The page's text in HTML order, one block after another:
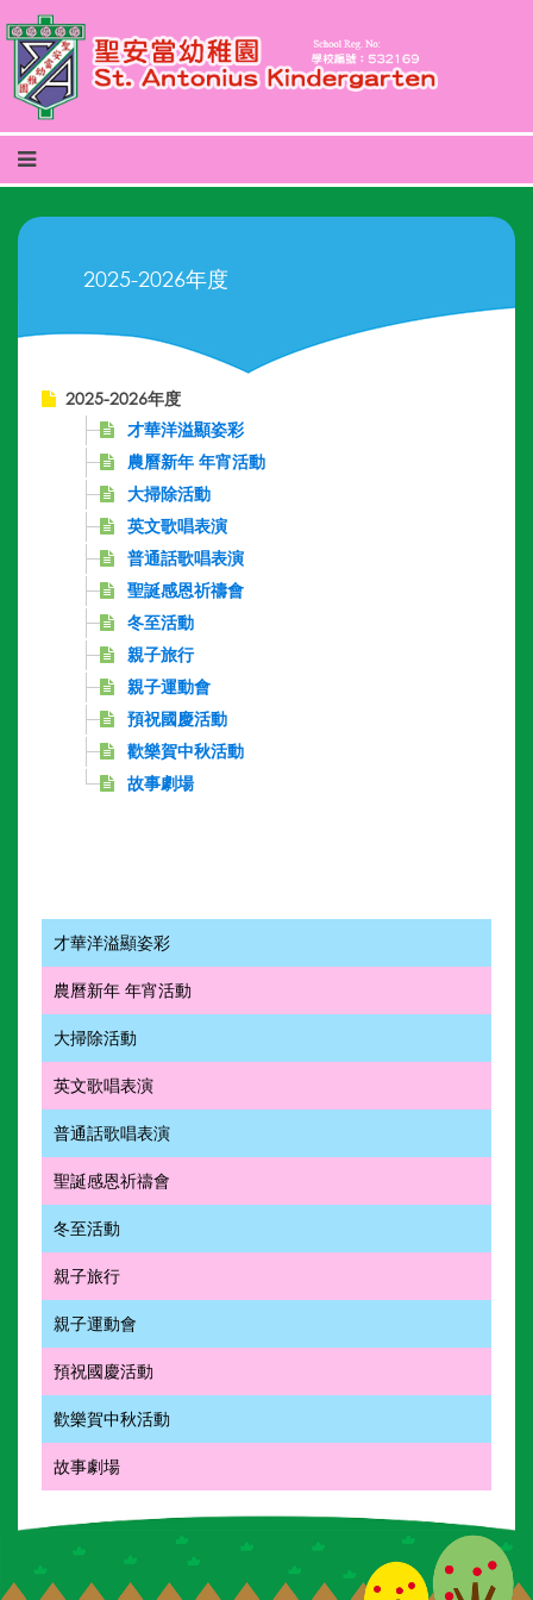
2025-2026年度
2025-2026年度
才華洋溢顯姿彩
農曆新年 年宵活動
大掃除活動
英文歌唱表演
普通話歌唱表演
聖誕感恩祈禱會
冬至活動
親子旅行
親子運動會
預祝國慶活動
歡樂賀中秋活動
故事劇場
才華洋溢顯姿彩
農曆新年 年宵活動
大掃除活動
英文歌唱表演
普通話歌唱表演
聖誕感恩祈禱會
冬至活動
親子旅行
親子運動會
預祝國慶活動
歡樂賀中秋活動
故事劇場